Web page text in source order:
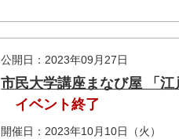
公開日：2023年09月27日
市民大学講座まなび屋 「
イベント終了
開催日：2023年10月10日（火）